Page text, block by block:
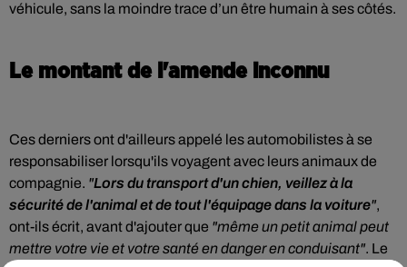
véhicule, sans la moindre trace d’un être humain à ses côtés.
Le montant de l'amende inconnu
Ces derniers ont d'ailleurs appelé les automobilistes à se
responsabiliser lorsqu'ils voyagent avec leurs animaux de
compagnie. "Lors du transport d'un chien, veillez à la
sécurité de l'animal et de tout l'équipage dans la voiture",
ont-ils écrit, avant d'ajouter que "même un petit animal peut
mettre votre vie et votre santé en danger en conduisant". Le